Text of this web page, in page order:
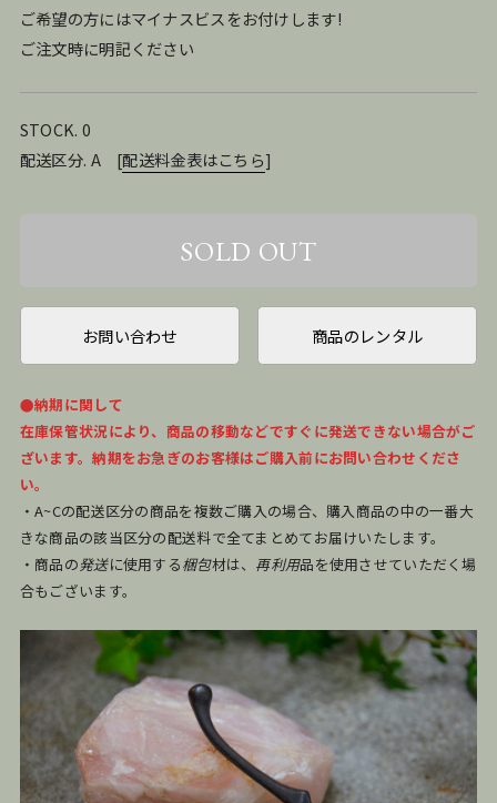
ご希望の方にはマイナスビスをお付けします!
ご注文時に明記ください
STOCK. 0
配送区分. A [配送料金表はこちら]
お問い合わせ 商品のレンタル
●納期に関して
在庫保管状況により、商品の移動などですぐに発送できない場合がご
ざいます。納期をお急ぎのお客様はご購入前にお問い合わせくださ
い。
・A~Cの配送区分の商品を複数ご購入の場合、購入商品の中の一番大
きな商品の該当区分の配送料で全てまとめてお届けいたします。
・商品の発送に使用する梱包材は、 再利用品を使用させていただく場
合もございます。